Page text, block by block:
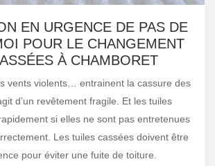
EN URGENCE DE PAS DE
POUR LE CHANGEMENT
À CHAMBORET
vents violents… entrainent la cassure des
d’un revêtement fragile. Et les tuiles
si elles ne sont pas entretenues
Les tuiles cassées doivent être
pour éviter une fuite de toiture.